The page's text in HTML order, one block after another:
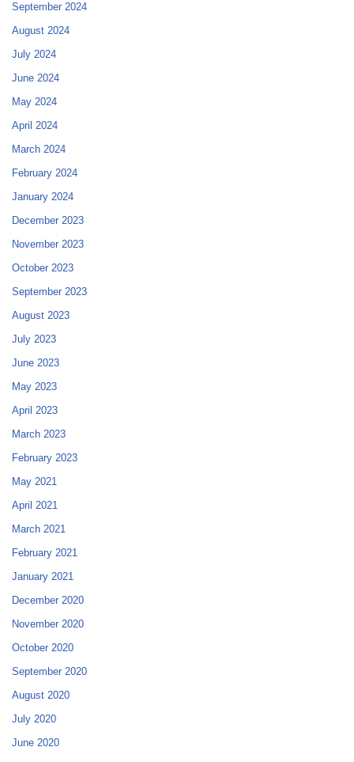
September 2024
August 2024
July 2024
June 2024
May 2024
April 2024
March 2024
February 2024
January 2024
December 2023
November 2023
October 2023
September 2023
August 2023
July 2023
June 2023
May 2023
April 2023
March 2023
February 2023
May 2021
April 2021
March 2021
February 2021
January 2021
December 2020
November 2020
October 2020
September 2020
August 2020
July 2020
June 2020